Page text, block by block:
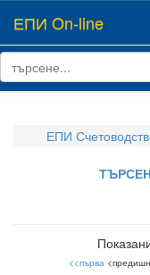
ЕПИ On-line
ЕПИ
<<първа